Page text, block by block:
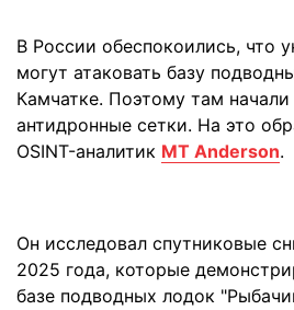
В России обеспокоились, что
могут атаковать базу
Камчатке. Поэтому там начали
антидронные сетки. На это
OSINT-аналитик MT Anderson.
Он исследовал спутниковые
2025 года, которые
базе подводных лодок